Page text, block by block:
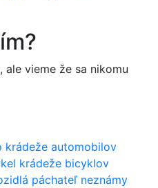
ale vieme že sa nikomu
krádeže automobilov
krádeže bicyklov
páchateľ neznámy